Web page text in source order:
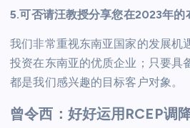
5.可否请汪教授分享您在2023年的
我们非常重视东南亚国家的发展机
投资在东南亚的优质企业；只要具
都是我们感兴趣的目标客户对象。
曾令西：好好运用RCEP调